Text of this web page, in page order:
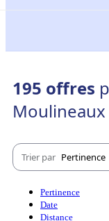
195 offres
Moulineaux
Trier par Pertinence
Pertinence
Date
Distance